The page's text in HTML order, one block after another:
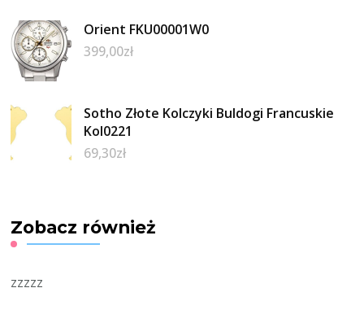
Orient FKU00001W0
399,00zł
Sotho Złote Kolczyki Buldogi Francuskie
Kol0221
69,30zł
Zobacz również
zzzzz